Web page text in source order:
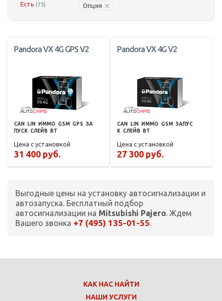
Есть (75)
Опция
Pandora VX 4G GPS V2
CAN LIN ИММО GSM GPS ЗА
ПУСК СЛЕЙВ BT
Цена с установкой
31 400 руб.
Pandora VX 4G V2
CAN LIN ИММО GSM ЗАПУС
К СЛЕЙВ BT
Цена с установкой
27 300 руб.
Выгодные цены на установку автосигнализации и
автозапуска. Бесплатный подбор
автосигнализации на Mitsubishi Pajero. Ждем
Вашего звонка +7 (495) 135-01-55.
КАК НАС НАЙТИ
НАШИ УСЛУГИ